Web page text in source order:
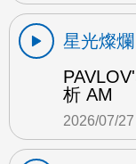
星光燦爛
析 AM
2026/07/27